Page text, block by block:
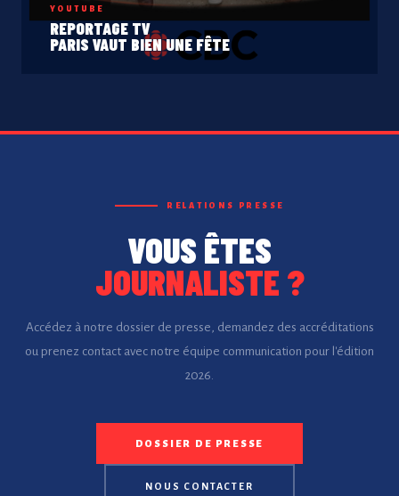
YOUTUBE
REPORTAGE TV
PARIS VAUT BIEN UNE FÊTE
RELATIONS PRESSE
VOUS ÊTES
JOURNALISTE ?
Accédez à notre dossier de presse, demandez des accréditations
ou prenez contact avec notre équipe communication pour l'édition
2026.
DOSSIER DE PRESSE
NOUS CONTACTER